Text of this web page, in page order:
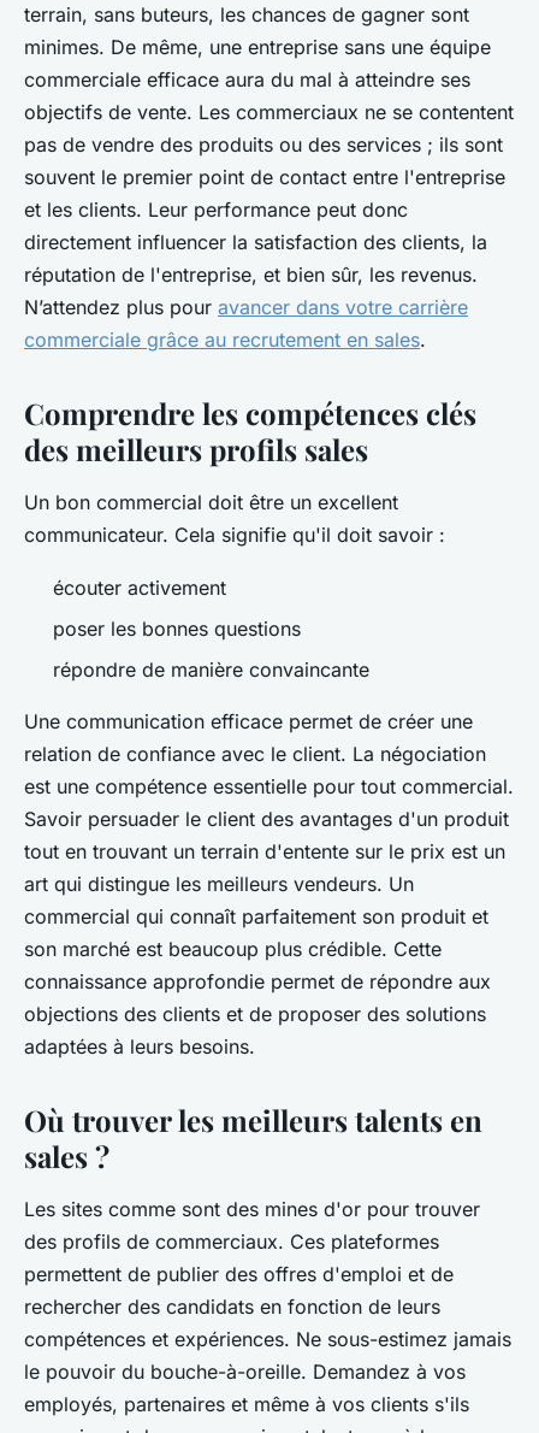
terrain, sans buteurs, les chances de gagner sont
minimes. De même, une entreprise sans une équipe
commerciale efficace aura du mal à atteindre ses
objectifs de vente. Les commerciaux ne se contentent
pas de vendre des produits ou des services ; ils sont
souvent le premier point de contact entre l'entreprise
et les clients. Leur performance peut donc
directement influencer la satisfaction des clients, la
réputation de l'entreprise, et bien sûr, les revenus.
N’attendez plus pour avancer dans votre carrière
commerciale grâce au recrutement en sales.
Comprendre les compétences clés
des meilleurs profils sales
Un bon commercial doit être un excellent
communicateur. Cela signifie qu'il doit savoir :
écouter activement
poser les bonnes questions
répondre de manière convaincante
Une communication efficace permet de créer une
relation de confiance avec le client. La négociation
est une compétence essentielle pour tout commercial.
Savoir persuader le client des avantages d'un produit
tout en trouvant un terrain d'entente sur le prix est un
art qui distingue les meilleurs vendeurs. Un
commercial qui connaît parfaitement son produit et
son marché est beaucoup plus crédible. Cette
connaissance approfondie permet de répondre aux
objections des clients et de proposer des solutions
adaptées à leurs besoins.
Où trouver les meilleurs talents en
sales ?
Les sites comme sont des mines d'or pour trouver
des profils de commerciaux. Ces plateformes
permettent de publier des offres d'emploi et de
rechercher des candidats en fonction de leurs
compétences et expériences. Ne sous-estimez jamais
le pouvoir du bouche-à-oreille. Demandez à vos
employés, partenaires et même à vos clients s'ils